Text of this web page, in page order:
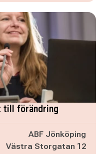
till förändring
ABF Jönköping
Västra Storgatan 12